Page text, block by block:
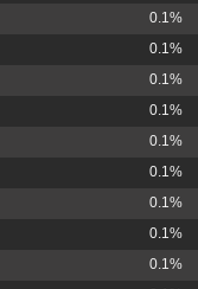
0.1%
0.1%
0.1%
0.1%
0.1%
0.1%
0.1%
0.1%
0.1%